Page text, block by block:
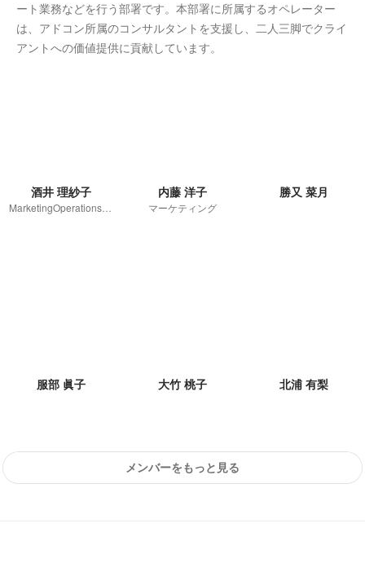
ート業務などを行う部署です。本部署に所属するオペレーター
は、アドコン所属のコンサルタントを支援し、二人三脚でクライ
アントへの価値提供に貢献しています。
酒井 理紗子
MarketingOperations Div
内藤 洋子
マーケティング
勝又 菜月
服部 眞子 大竹 桃子 北浦 有梨
メンバーをもっと見る